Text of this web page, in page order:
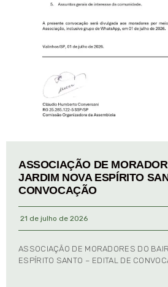
ASSOCIAÇÃO DE
JARDIM NOVA ESPÍRITO
CONVOCAÇÃO
21 de julho de 2026
ASSOCIAÇÃO DE MORADORES DO
ESPÍRITO SANTO – EDITAL DE